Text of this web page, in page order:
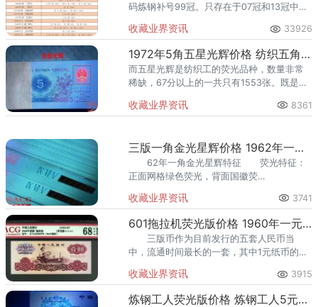
码炼钢补号99冠。只存在于07冠和13冠中，
毫米，流水分布为0440和0922。
收藏业界资讯 33926
1972年5角五星光辉价格 纺织五角五星光辉
而五星光辉是纺织工的荧光品种，数量非常
稀缺，67分以上的一共只有1553张。既是五
全国总存世量也应该在100张之内。
收藏业界资讯 8361
三版一角金光星辉价格 1962年一角金光星辉荧光
62年一角金光星辉特征 荧光特征：
正面网格绿色荧光，背面国徽荧
辉属于特别的荧光版本，市场价值是更高一
些的，而且现在市场上的认可度高。
收藏业界资讯 3741
601拖拉机荧光版价格 1960年一元纸币荧光版别
三版币作为目前发行的五套人民币当
中，流通时间最长的一套，其中1元纸币的流
收藏业界资讯 3915
炼钢工人荧光版价格 炼钢工人5元荧光